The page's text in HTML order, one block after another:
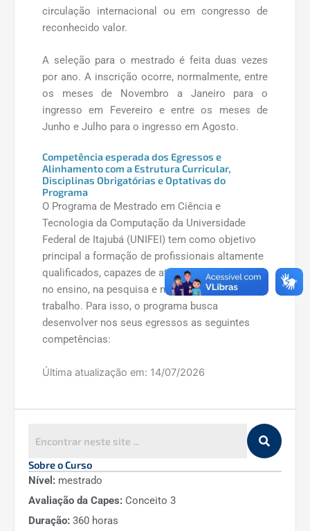
circulação internacional ou em congresso de
reconhecido valor.
A seleção para o mestrado é feita duas vezes
por ano. A inscrição ocorre, normalmente, entre
os meses de Novembro a Janeiro para o
ingresso em Fevereiro e entre os meses de
Junho e Julho para o ingresso em Agosto.
Competência esperada dos Egressos e
Alinhamento com a Estrutura Curricular,
Disciplinas Obrigatórias e Optativas do
Programa
O Programa de Mestrado em Ciência e
Tecnologia da Computação da Universidade
Federal de Itajubá (UNIFEI) tem como objetivo
principal a formação de profissionais altamente
qualificados, capazes de atuar com excelência
no ensino, na pesquisa e no mercado de
trabalho. Para isso, o programa busca
desenvolver nos seus egressos as seguintes
competências:
Capacidade de Pesquisa e Inovação:
científica e tecnológica de alto impacto,
para o avanço da Ciência e Tecnologia da
Resolução de Problemas Complexos:
solucionar problemas computacionais
relevantes, empregando técnicas
Última atualização em: 14/07/2026
Sobre o Curso
Nível: mestrado
Avaliação da Capes: Conceito 3
Duração: 360 horas